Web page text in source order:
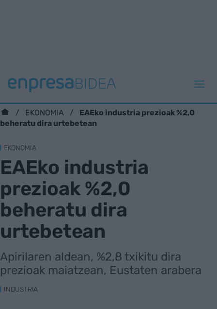
EKONOMIA
EAEko industria prezioak %2,0
beheratu dira urtebetean
EKONOMIA
EAEko industria
prezioak %2,0
beheratu dira
urtebetean
Apirilaren aldean, %2,8 txikitu dira
prezioak maiatzean, Eustaten arabera
INDUSTRIA